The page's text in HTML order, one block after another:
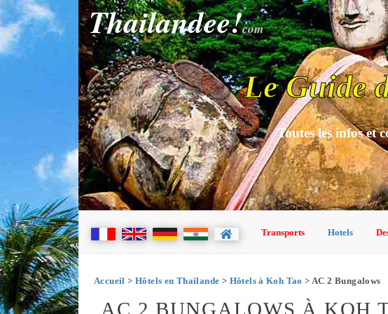
Thailandee!com
Le Guide
Toutes les infos et
Transports Hotels
Accueil > Hôtels en Thaïlande > Hôtels à Koh Tao > AC 2 Bungalows
AC 2 BUNGALOWS À KOH